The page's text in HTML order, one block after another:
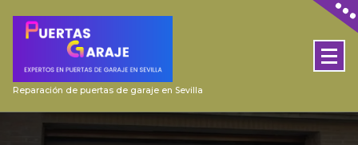
Reparación de puertas de garaje en Sevilla